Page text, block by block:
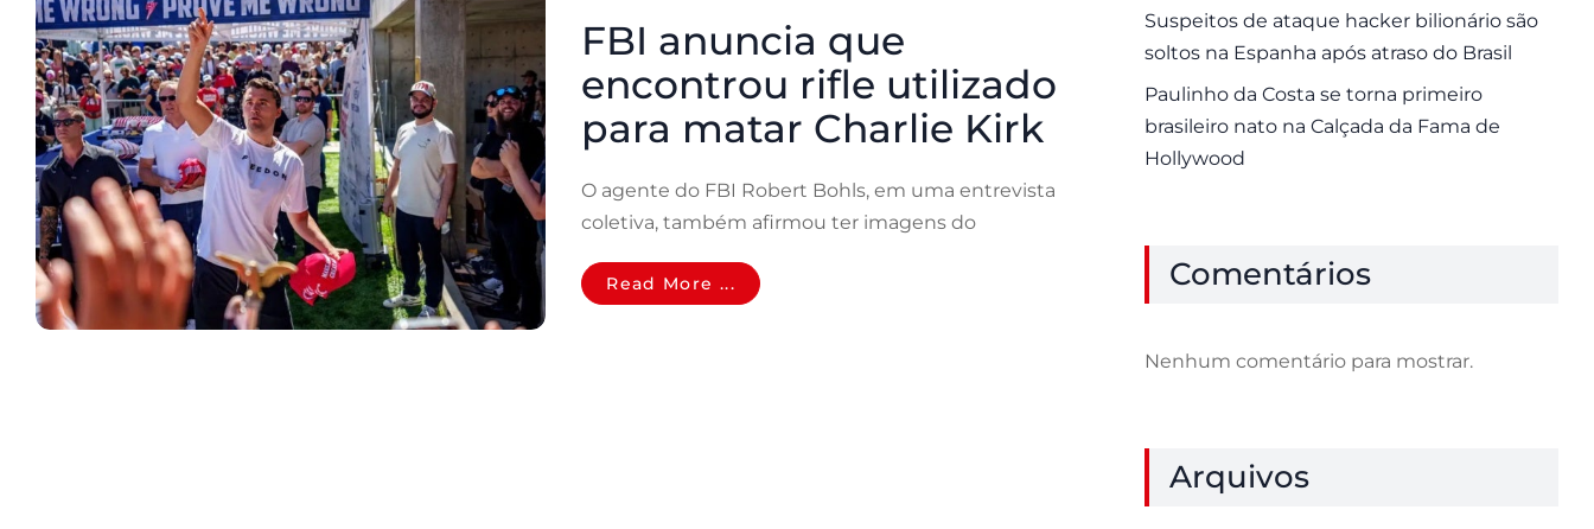
FBI anuncia que
encontrou rifle utilizado
para matar Charlie Kirk
O agente do FBI Robert Bohls, em uma entrevista
coletiva, também afirmou ter imagens do
Read More ...
Suspeitos de ataque hacker bilionário são
soltos na Espanha após atraso do Brasil
Paulinho da Costa se torna primeiro
brasileiro nato na Calçada da Fama de
Hollywood
Comentários
Nenhum comentário para mostrar.
Arquivos